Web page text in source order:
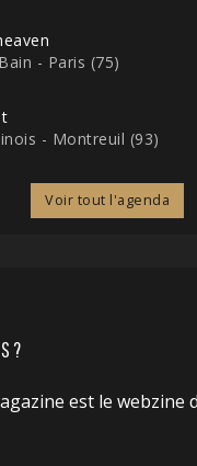
- Paris (75)
- Montreuil (93)
Voir tout l'agenda
?
est le webzine